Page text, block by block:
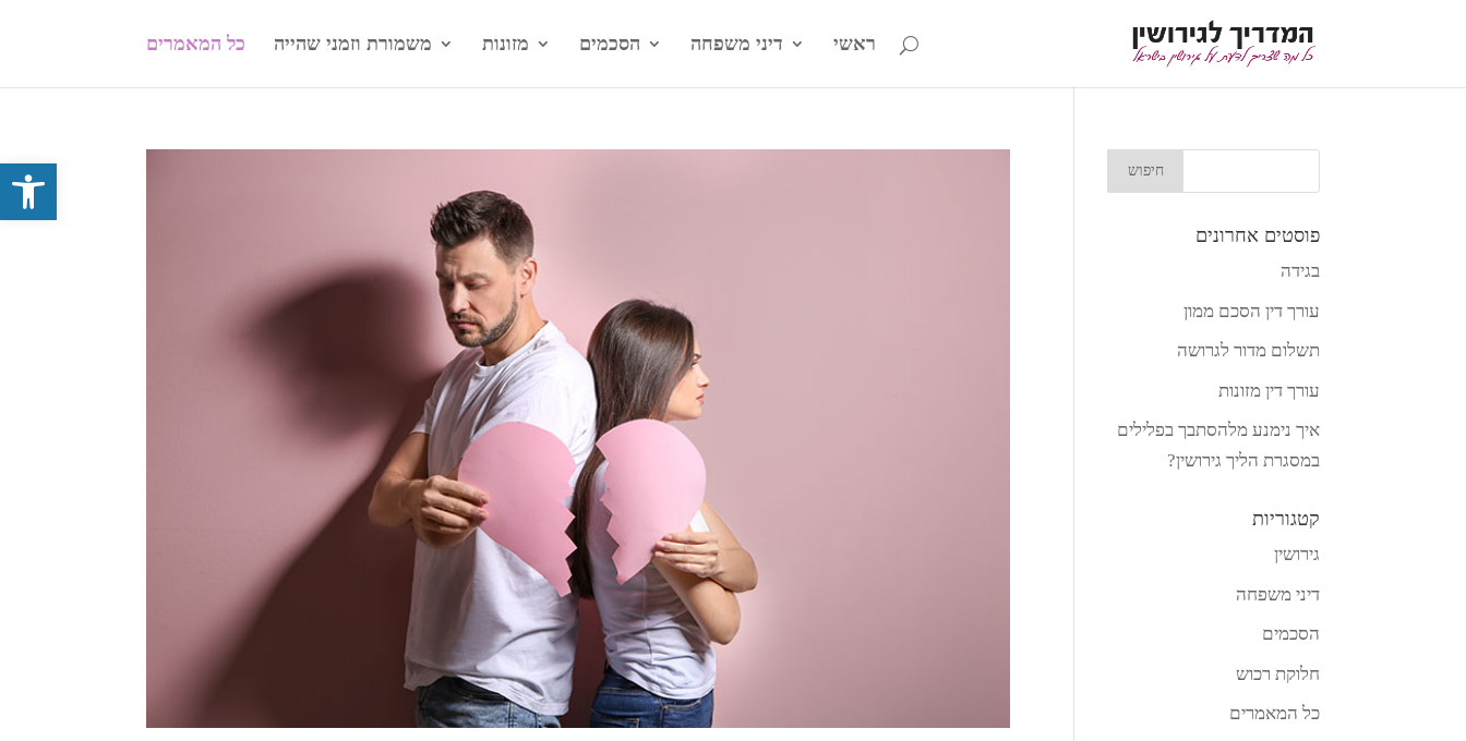
פתח
ראשי דיני משפחה הסכמים מזונות משמורת וזמני שהייה כל המאמרים
פוסטים אחרונים
בגידה
עורך דין הסכם ממון
תשלום מדור לגרושה
עורך דין מזונות
איך נימנע מלהסתבך בפלילים
במסגרת הליך גירושין?
קטגוריות
גירושין
דיני משפחה
הסכמים
חלוקת רכוש
כל המאמרים